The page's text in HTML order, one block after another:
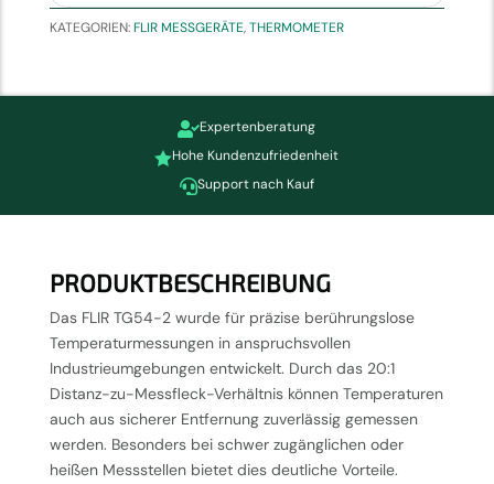
KATEGORIEN:FLIR MESSGERÄTE,THERMOMETER
Expertenberatung
Hohe Kundenzufriedenheit
Support nach Kauf
PRODUKTBESCHREIBUNG
Das FLIR TG54-2 wurde für präzise berührungslose
Temperaturmessungen in anspruchsvollen
Industrieumgebungen entwickelt. Durch das 20:1
Distanz-zu-Messfleck-Verhältnis können Temperaturen
auch aus sicherer Entfernung zuverlässig gemessen
werden. Besonders bei schwer zugänglichen oder
heißen Messstellen bietet dies deutliche Vorteile.